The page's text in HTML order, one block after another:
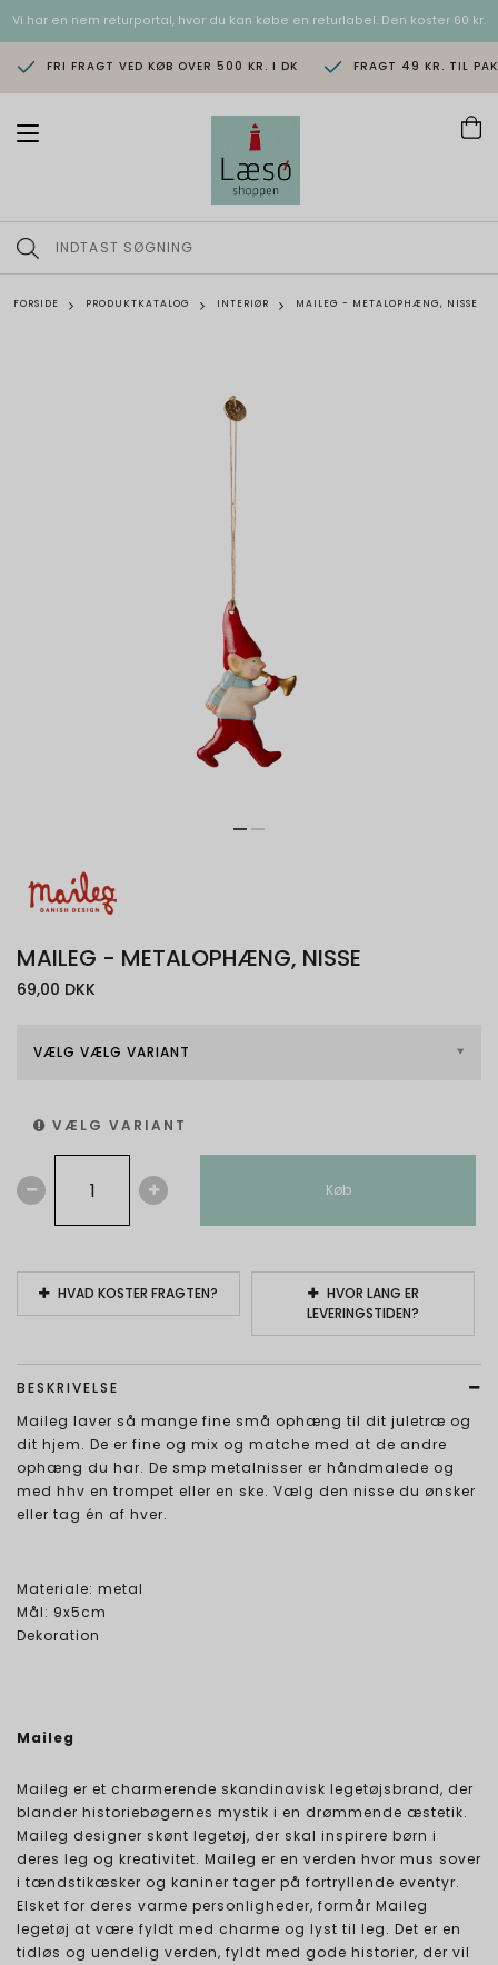
Vi har en nem returportal, hvor du kan købe en returlabel. Den koster 60 kr.
FRI FRAGT VED KØB OVER 500 KR. I DK FRAGT 49 KR. TIL
T
n
a
i
FORSIDE PRODUKTKATALOG INTERIØR MAILEG - METALOPHÆNG, NISSE
MAILEG - METALOPHÆNG, NISSE
69,00 DKK
VÆLG VÆLG VARIANT
VÆLG VARIANT
Køb
HVAD KOSTER FRAGTEN?
HVOR LANG ER
LEVERINGSTIDEN?
BESKRIVELSE
Maileg laver så mange fine små ophæng til dit juletræ og
dit hjem. De er fine og mix og matche med at de andre
ophæng du har. De smp metalnisser er håndmalede og
med hhv en trompet eller en ske. Vælg den nisse du ønsker
eller tag én af hver.
Materiale: metal
Mål: 9x5cm
Dekoration
Maileg
Maileg er et charmerende skandinavisk legetøjsbrand, der
blander historiebøgernes mystik i en drømmende æstetik.
Maileg designer skønt legetøj, der skal inspirere børn i
deres leg og kreativitet. Maileg er en verden hvor mus sover
i tændstikæsker og kaniner tager på fortryllende eventyr.
Elsket for deres varme personligheder, formår Maileg
legetøj at være fyldt med charme og lyst til leg. Det er en
tidløs og uendelig verden, fyldt med gode historier, der vil